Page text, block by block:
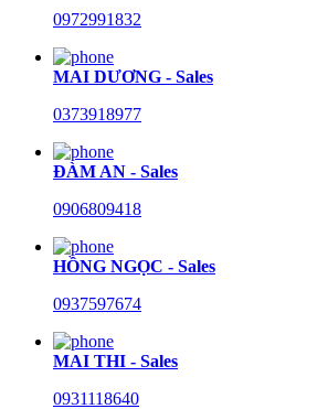
0972991832
MAI DƯƠNG - Sales
0373918977
ĐÀM AN - Sales
0906809418
HỒNG NGỌC - Sales
0937597674
MAI THI - Sales
0931118640